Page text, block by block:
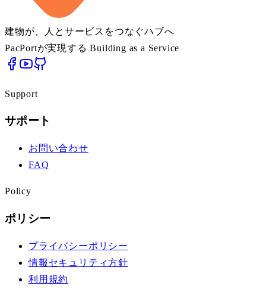
建物が、人とサービスをつなぐハブへ
PacPortが実現する Building as a Service
Support
サポート
お問い合わせ
FAQ
Policy
ポリシー
プライバシーポリシー
情報セキュリティ方針
利用規約